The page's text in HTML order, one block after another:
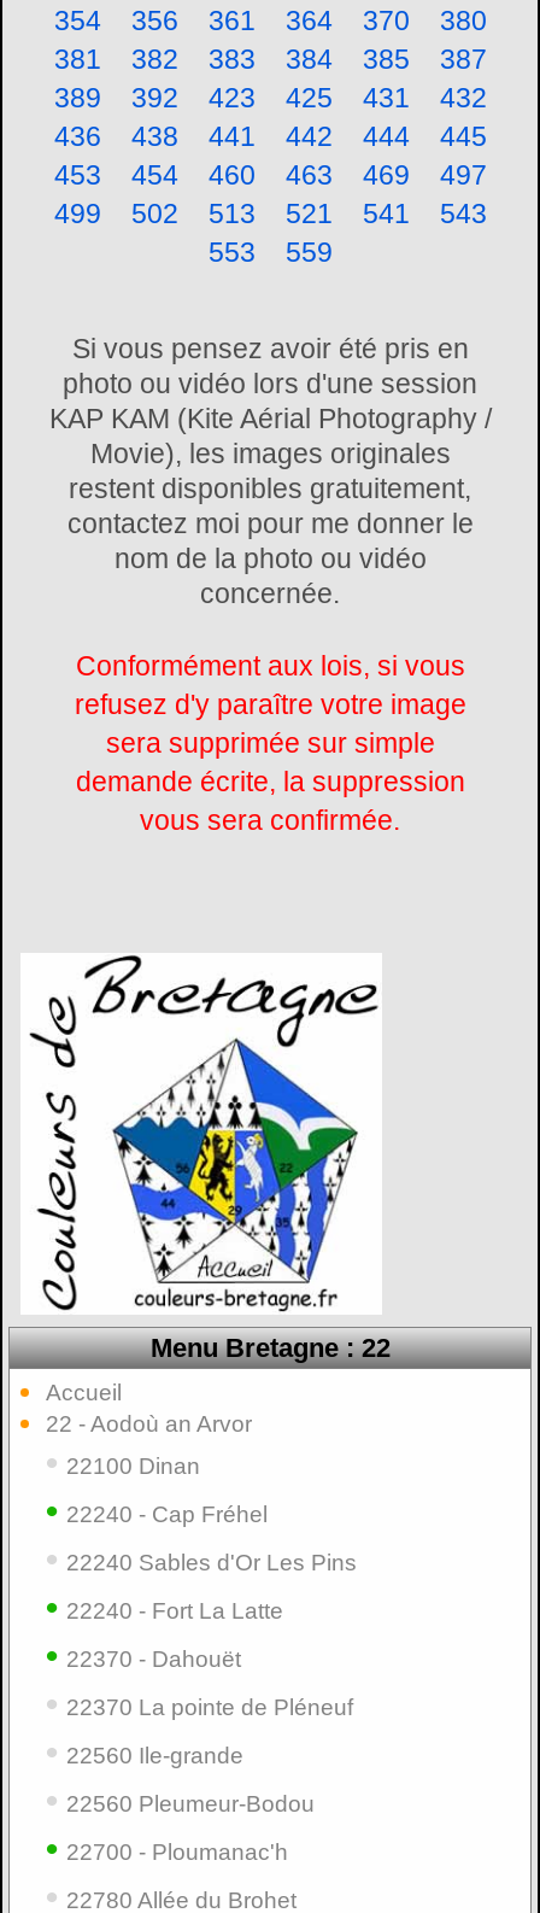
354
356 361 364 370
380
381
382 383 384 385
387
389
392 423 425 431
432
436
438 441 442 444
445
453
454 460 463 469
497
499
502 513 521 541
543
553
559
Si vous pensez avoir été pris en
photo ou vidéo lors d'une session
KAP KAM (Kite Aérial Photography /
Movie), les images originales
restent disponibles gratuitement,
contactez moi pour me donner le
nom de la photo ou vidéo
concernée.
Conformément aux lois, si vous
refusez d'y paraître votre image
sera supprimée sur simple
demande écrite, la suppression
vous sera confirmée.
Menu Bretagne : 22
Accueil
22 - Aodoù an Arvor
• 22100 Dinan
• 22240 - Cap Fréhel
• 22240 Sables d'Or Les Pins
• 22240 - Fort La Latte
• 22370 - Dahouët
• 22370 La pointe de Pléneuf
• 22560 Ile-grande
• 22560 Pleumeur-Bodou
• 22700 - Ploumanac'h
• 22780 Allée du Brohet